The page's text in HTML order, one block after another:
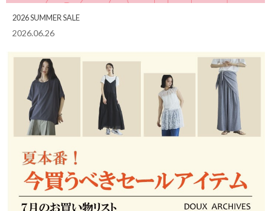
2026 SUMMER SALE
2026.06.26